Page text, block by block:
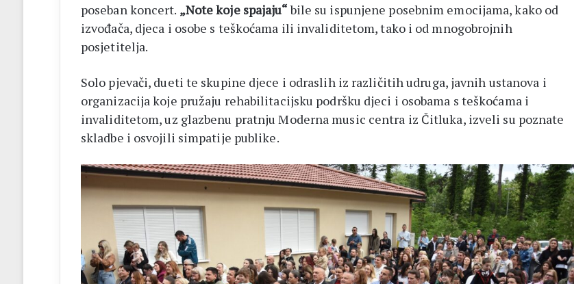
poseban koncert. „Note koje spajaju“bile su ispunjene posebnim emocijama, kako od
izvođača, djeca i osobe s teškoćama ili invaliditetom, tako i od mnogobrojnih
posjetitelja.
Solo pjevači, dueti te skupine djece i odraslih iz različitih udruga, javnih ustanova i
organizacija koje pružaju rehabilitacijsku podršku djeci i osobama s teškoćama i
invaliditetom, uz glazbenu pratnju Moderna music centra iz Čitluka, izveli su poznate
skladbe i osvojili simpatije publike.